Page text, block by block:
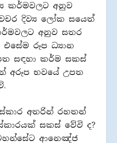
කර්මවලට අනුව
දිව්‍ය ලෝක සයෙත්
අනුව සතර
එසේම රූප ධ්‍යාන
සඳහා කර්ම සකස්
අරූප භවයේ උපත
අතරින් රහතන්
සකස් වේවි ද?
ආනෙඤ්ජ